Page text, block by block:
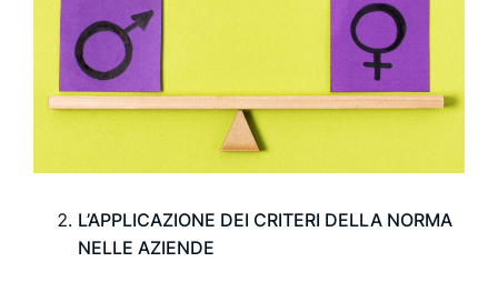
L’APPLICAZIONE DEI CRITERI DELLA NORMA
NELLE AZIENDE